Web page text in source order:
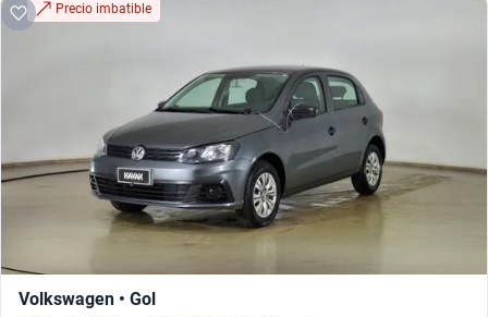
Precio imbatible
Volkswagen • Gol